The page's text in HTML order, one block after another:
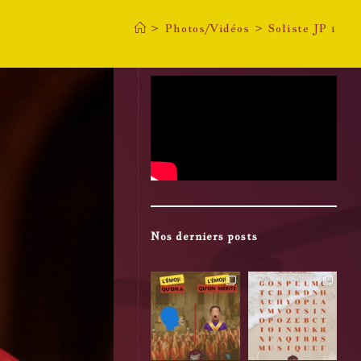
> Photos/Vidéos > Soliste JP 1
Nos derniers posts